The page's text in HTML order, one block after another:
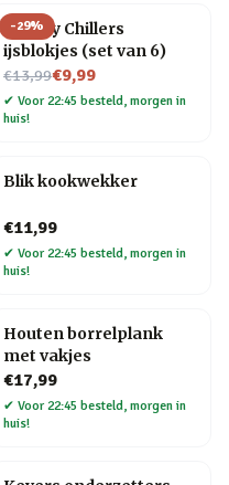
-29%
Whisky Chillers
ijsblokjes (set van 6)
€13,99
Nu voor€9,99
✔ Voor 22:45 besteld, morgen in
huis!
Blik kookwekker
€11,99
✔ Voor 22:45 besteld, morgen in
huis!
Houten borrelplank
met vakjes
€17,99
✔ Voor 22:45 besteld, morgen in
huis!